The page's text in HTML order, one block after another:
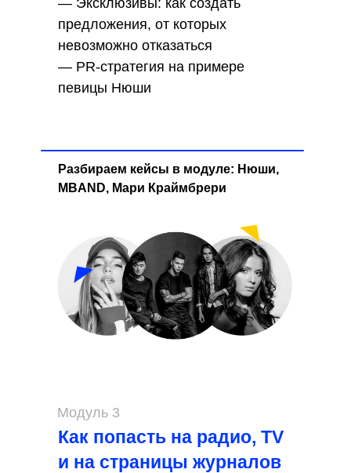
— Эксклюзивы: как создать
предложения, от которых
невозможно отказаться
— PR-стратегия на примере
певицы Нюши
Разбираем кейсы в модуле: Нюши,
MBAND, Мари Краймбрери
Модуль 3
Как попасть на радио, TV
и на страницы журналов